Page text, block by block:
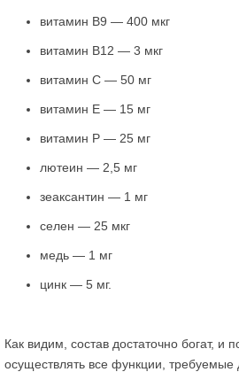
витамин В9 — 400 мкг
витамин В12 — 3 мкг
витамин С — 50 мг
витамин Е — 15 мг
витамин Р — 25 мг
лютеин — 2,5 мг
зеаксантин — 1 мг
селен — 25 мкг
медь — 1 мг
цинк — 5 мг.
Как видим, состав достаточно богат, и
осуществлять все функции, требуемые